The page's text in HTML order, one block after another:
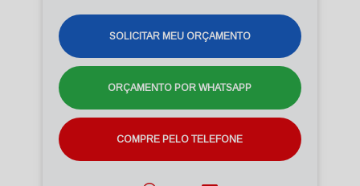
SOLICITAR MEU ORÇAMENTO
ORÇAMENTO POR WHATSAPP
COMPRE PELO TELEFONE